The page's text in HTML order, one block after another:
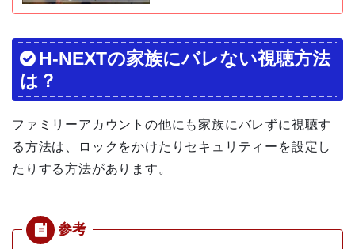
H-NEXTの家族にバレない視聴方法
は？
ファミリーアカウントの他にも家族にバレずに視聴す
る方法は、ロックをかけたりセキュリティーを設定し
たりする方法があります。